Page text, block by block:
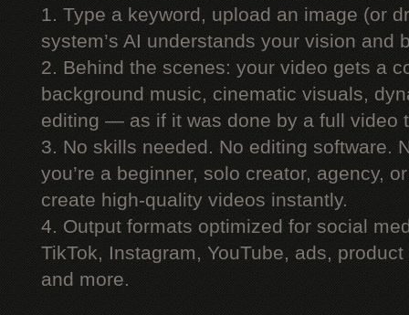
1. Type a keyword, upload an image (or
system’s AI understands your vision and
2. Behind the scenes: your video gets a
background music, cinematic visuals,
editing — as if it was done by a full video
3. No skills needed. No editing software.
you’re a beginner, solo creator, agency,
create high-quality videos instantly.
4. Output formats optimized for social
TikTok, Instagram, YouTube, ads,
and more.